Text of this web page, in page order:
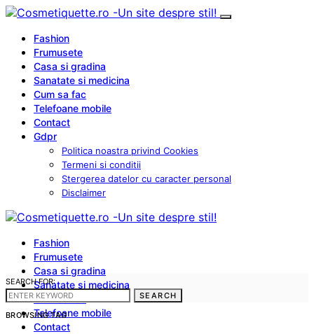
Fashion
Frumusete
Casa si gradina
Sanatate si medicina
Cum sa fac
Telefoane mobile
Contact
Gdpr
Politica noastra privind Cookies
Termeni si conditii
Stergerea datelor cu caracter personal
Disclaimer
Fashion
Frumusete
Casa si gradina
Sanatate si medicina
Cum sa fac
Telefoane mobile
Contact
SEARCH FOR:
SEARCH
BROWSING TAG